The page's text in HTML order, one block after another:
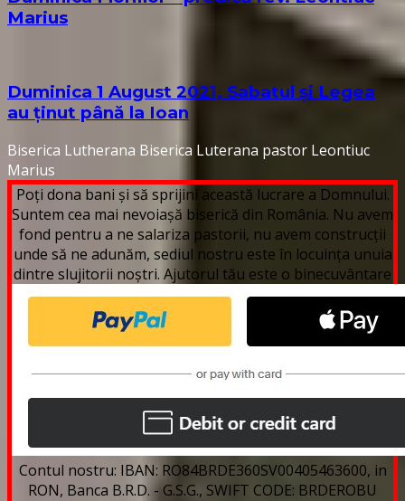
Marius
Duminica 1 August 2021, Sabatul și Legea
au ținut până la Ioan
Biserica Lutherana Biserica Luterana pastor Leontiuc
Marius
Poți dona bani și să sprijini această lucrare a Domnului.
Suntem cea mai nevoiașă biserică din România. Nu avem
fond pentru a ne salariza pastorii, nu avem construcții
unde să ne adunăm, sediul nostru este în locuința unuia
dintre slujitorii noștri. Ajutorul tău este o binecuvântare
Contul nostru: IBAN: RO84BRDE360SV00405463600, in
RON, Banca B.R.D. - G.S.G., SWIFT CODE: BRDEROBU